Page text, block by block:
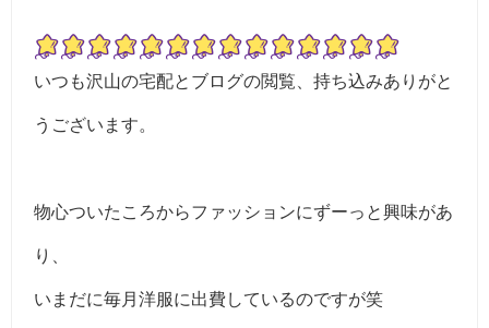
いつも沢山の宅配とブログの閲覧、持ち込みありがと
うございます。
物心ついたころからファッションにずーっと興味があ
り、
いまだに毎月洋服に出費しているのですが笑